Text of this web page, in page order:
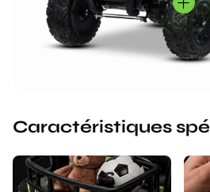
Caractéristiques